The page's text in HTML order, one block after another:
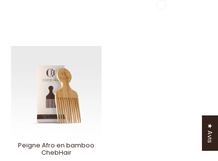
Peigne Afro en bamboo
ChebHair
★ Avis